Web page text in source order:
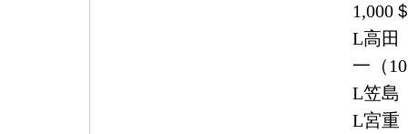
1,000
L高
一（
L笠
L宮